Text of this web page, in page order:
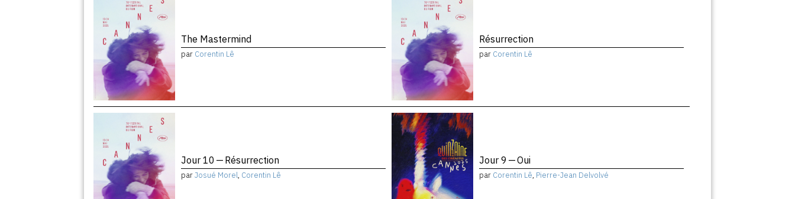
The Mastermind
par Corentin Lê
Résurrection
par Corentin Lê
Jour 10 — Résurrection
parJosué Morel, Corentin Lê
Jour 9 — Oui
par Corentin Lê, Pierre-Jean Delvolvé